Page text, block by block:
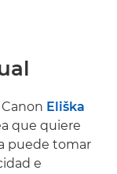
Eliška
que quiere
puede tomar
e